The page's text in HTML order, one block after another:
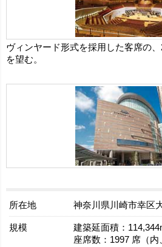
ヴィンヤード形式を採用した客席の
を望む。
所在地 神奈川県川崎市幸区
規模 建築延面積：
座席数：1997 席（内